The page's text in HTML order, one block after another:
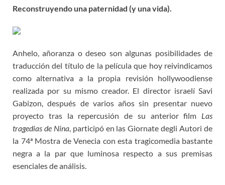
c
o
k
i
r
s
o
n
p
n
k
n
e
n
e
s
t
Reconstruyendo una paternidad (y una vida).
Anhelo, añoranza o deseo son algunas posibilidades de
traducción del título de la película que hoy reivindicamos
como alternativa a la propia revisión hollywoodiense
realizada por su mismo creador. El director israelí Savi
Gabizon, después de varios años sin presentar nuevo
proyecto tras la repercusión de su anterior film Las
tragedias de Nina, participó en las Giornate degli Autori de
la 74ª Mostra de Venecia con esta tragicomedia bastante
negra a la par que luminosa respecto a sus premisas
esenciales de análisis.